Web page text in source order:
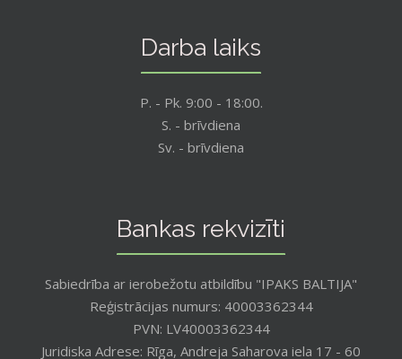
Darba laiks
P. - Pk. 9:00 - 18:00.
S. - brīvdiena
Sv. - brīvdiena
Bankas rekvizīti
Sabiedrība ar ierobežotu atbildību "IPAKS BALTIJA"
Reģistrācijas numurs: 40003362344
PVN: LV40003362344
Juridiska Adrese: Rīga, Andreja Saharova iela 17 - 60